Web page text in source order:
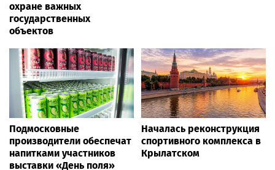
охране важных
государственных
объектов
Подмосковные
производители обеспечат
напитками участников
выставки «День поля»
Началась реконструкция
спортивного комплекса в
Крылатском